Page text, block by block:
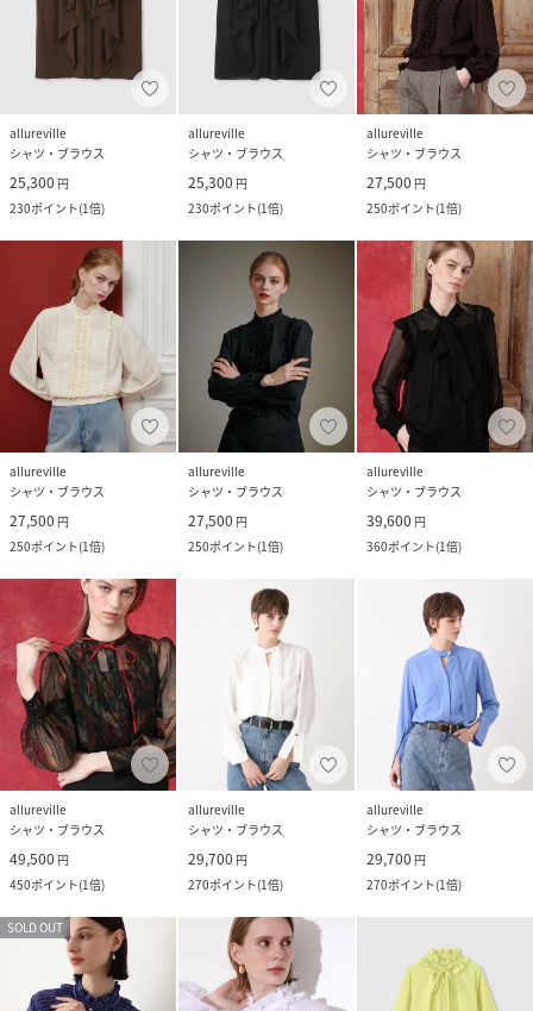
allureville
シャツ・ブラウス
25,300 円
230ポイント(1倍)
allureville
シャツ・ブラウス
25,300 円
230ポイント(1倍)
allureville
シャツ・ブラウス
27,500 円
250ポイント(1倍)
allureville
シャツ・ブラウス
27,500 円
250ポイント(1倍)
allureville
シャツ・ブラウス
27,500 円
250ポイント(1倍)
allureville
シャツ・ブラウス
39,600 円
360ポイント(1倍)
allureville
シャツ・ブラウス
49,500 円
450ポイント(1倍)
allureville
シャツ・ブラウス
29,700 円
270ポイント(1倍)
allureville
シャツ・ブラウス
29,700 円
270ポイント(1倍)
SOLD OUT